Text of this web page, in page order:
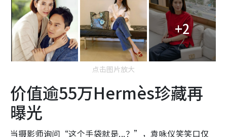
+2
点击图片放大
价值逾55万Hermès珍藏再
曝光
当摄影师询问“这个手袋就是...？”，袁咏仪笑笑口仅